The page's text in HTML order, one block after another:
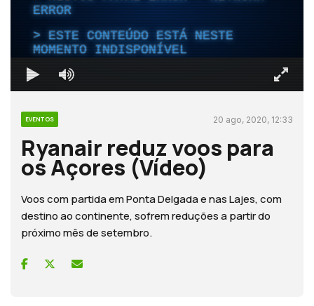
ERROR
ESTE CONTEÚDO ESTÁ NESTE
MOMENTO INDISPONÍVEL
EVENTOS 20 ago, 2020, 12:33
Ryanair reduz voos para
os Açores (Vídeo)
Voos com partida em Ponta Delgada e nas Lajes, com
destino ao continente, sofrem reduções a partir do
próximo mês de setembro.